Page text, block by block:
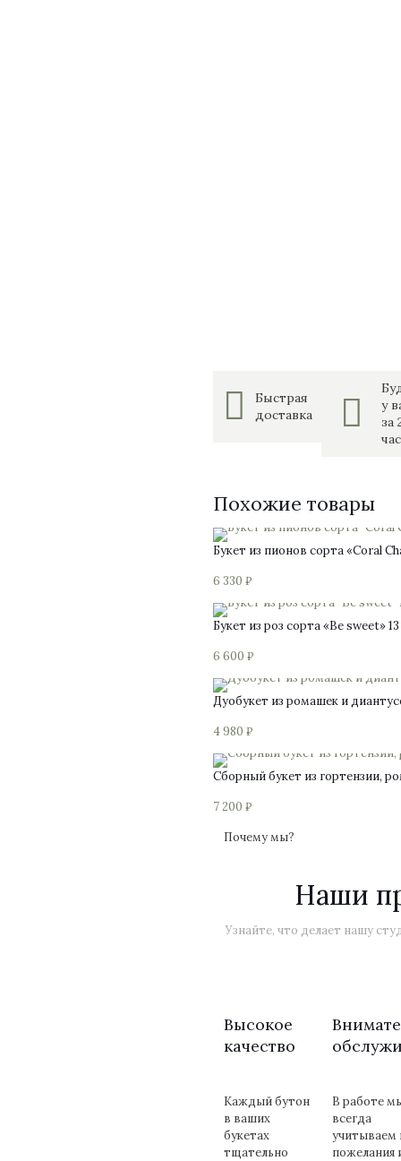
Быстрая
доставка
у
за
Похожие товары
Букет из пионов сорта «Coral
6 330 ₽
Этот
товар
несколько
вариаций.
Опции
можно
выбрать
странице
товара.
Букет из роз сорта «Be sweet»
6 600 ₽
Дуобукет из ромашек и
4 980 ₽
Сборный букет из гортензии,
7 200 ₽
Почему мы?
Наши
Узнайте, что делает нашу
Высокое
качество
Каждый бутон
в ваших
букетах
тщательно
В работе
всегда
учитываем
пожелания